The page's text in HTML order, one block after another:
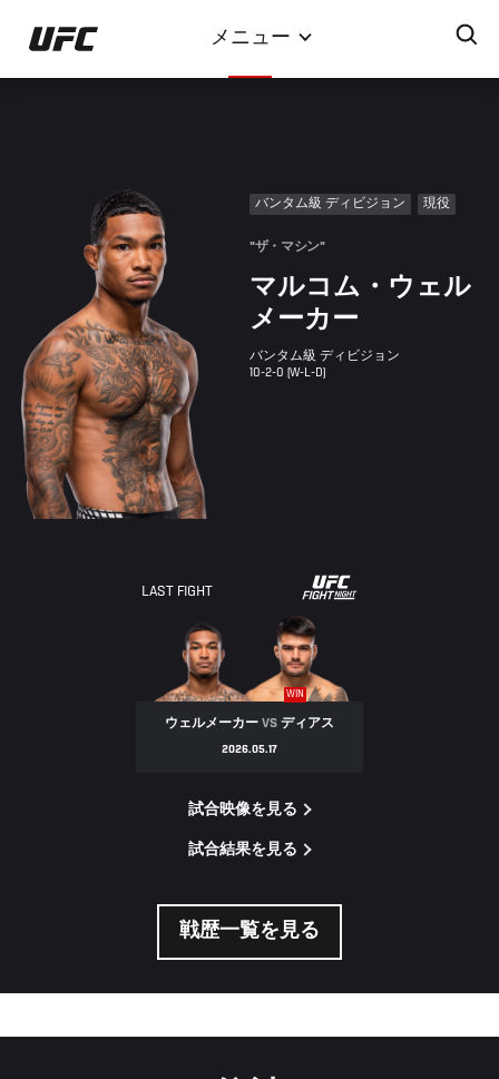
イ
ン
メニュー
バンタム級 ディビジョン 現役
"ザ・マシン"
マルコム・ウェル
メーカー
バンタム級 ディビジョン
10-2-0 (W-L-D)
LAST FIGHT
WIN
ウェルメーカー VSディアス
2026.05.17
試合映像を見る
試合結果を見る
戦歴一覧を見る